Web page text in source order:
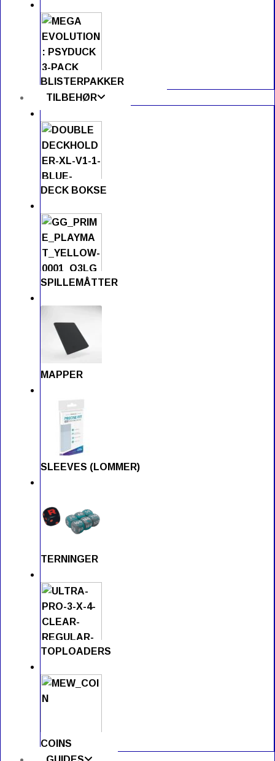
BLISTERPAKKER
TILBEHØR
DECK BOKSE
SPILLEMÅTTER
MAPPER
SLEEVES (LOMMER)
TERNINGER
TOPLOADERS
COINS